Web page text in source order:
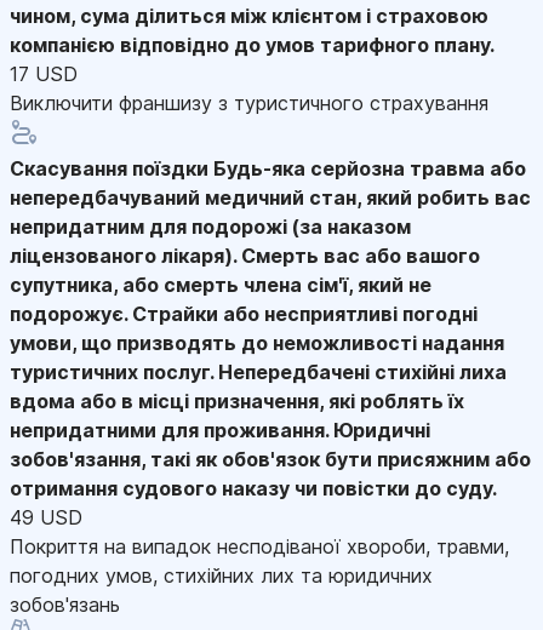
чином, сума ділиться між клієнтом і страховою
компанією відповідно до умов тарифного плану.
17 USD
Виключити франшизу з туристичного страхування
Скасування поїздки Будь-яка серйозна травма або
непередбачуваний медичний стан, який робить вас
непридатним для подорожі (за наказом
ліцензованого лікаря). Смерть вас або вашого
супутника, або смерть члена сім'ї, який не
подорожує. Страйки або несприятливі погодні
умови, що призводять до неможливості надання
туристичних послуг. Непередбачені стихійні лиха
вдома або в місці призначення, які роблять їх
непридатними для проживання. Юридичні
зобов'язання, такі як обов'язок бути присяжним або
отримання судового наказу чи повістки до суду.
49 USD
Покриття на випадок несподіваної хвороби, травми,
погодних умов, стихійних лих та юридичних
зобов'язань